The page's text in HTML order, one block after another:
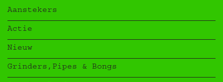
Aanstekers
Actie
Nieuw
Grinders,Pipes & Bongs